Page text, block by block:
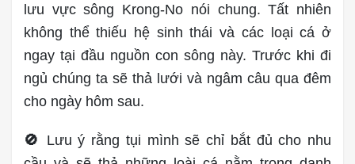
lưu vực sông Krong-No nói chung. Tất nhiên
không thể thiếu hệ sinh thái và các loại cá ở
ngay tại đầu nguồn con sông này. Trước khi đi
ngủ chúng ta sẽ thả lưới và ngâm câu qua đêm
cho ngày hôm sau.
🚫
Lưu ý rằng tụi mình sẽ chỉ bắt đủ cho nhu